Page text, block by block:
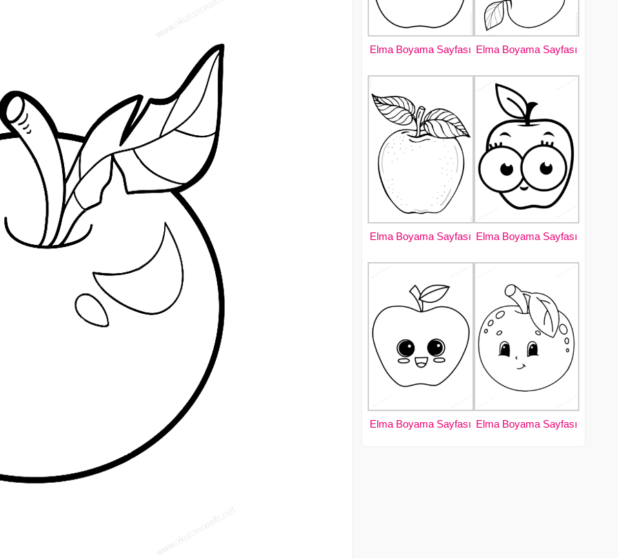
Elma Boyama Sayfası Elma Boyama Sayfası
Elma Boyama Sayfası Elma Boyama Sayfası
Elma Boyama Sayfası Elma Boyama Sayfası